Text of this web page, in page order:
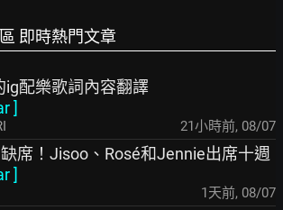
即時熱門文章
ig配樂歌詞內容翻譯
]
21小時前, 08/07
席！Jisoo、Rosé和Jennie出席十週
]
1天前, 08/07